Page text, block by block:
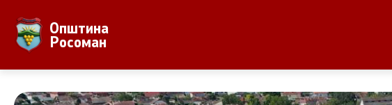
Општина
Росоман
За Општината
Населби и населеност Вработени